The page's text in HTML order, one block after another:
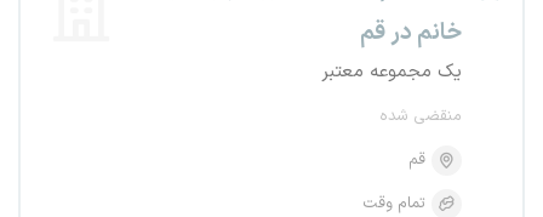
خانم در قم
یک مجموعه معتبر
منقضی شده
قم
تمام وقت